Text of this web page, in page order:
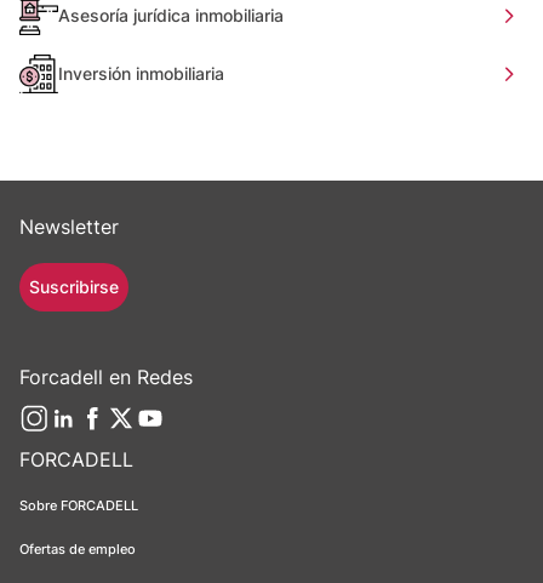
Asesoría jurídica inmobiliaria
Inversión inmobiliaria
FORCADELL
Sobre FORCADELL
Ofertas de empleo
Newsletter
Suscribirse
Forcadell en Redes